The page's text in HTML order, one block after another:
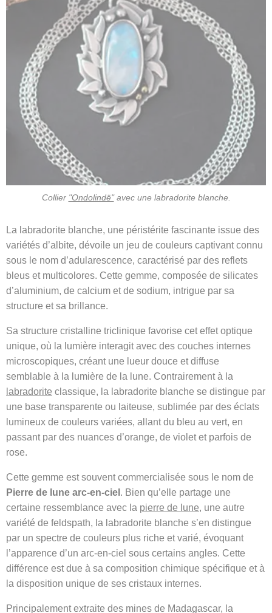
Collier "Ondolindë"avec une labradorite blanche.
La labradorite blanche, une péristérite fascinante issue des
variétés d’albite, dévoile un jeu de couleurs captivant connu
sous le nom d’adularescence, caractérisé par des reflets
bleus et multicolores. Cette gemme, composée de silicates
d’aluminium, de calcium et de sodium, intrigue par sa
structure et sa brillance.
Sa structure cristalline triclinique favorise cet effet optique
unique, où la lumière interagit avec des couches internes
microscopiques, créant une lueur douce et diffuse
semblable à la lumière de la lune. Contrairement à la
labradorite classique, la labradorite blanche se distingue par
une base transparente ou laiteuse, sublimée par des éclats
lumineux de couleurs variées, allant du bleu au vert, en
passant par des nuances d’orange, de violet et parfois de
rose.
Cette gemme est souvent commercialisée sous le nom de
Pierre de lune arc-en-ciel . Bien qu’elle partage une
certaine ressemblance avec la pierre de lune, une autre
variété de feldspath, la labradorite blanche s’en distingue
par un spectre de couleurs plus riche et varié, évoquant
l’apparence d’un arc-en-ciel sous certains angles. Cette
différence est due à sa composition chimique spécifique et à
la disposition unique de ses cristaux internes.
Principalement extraite des mines de Madagascar, la